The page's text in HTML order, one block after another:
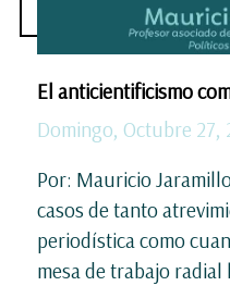
El anticientificismo
Domingo, Octubre 27,
Por: Mauricio
casos de tanto
periodística como
mesa de trabajo